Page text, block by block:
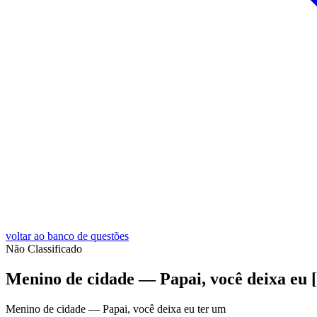
voltar ao banco de questões
Não Classificado
Menino de cidade — Papai, você deixa eu
Menino de cidade — Papai, você deixa eu ter um